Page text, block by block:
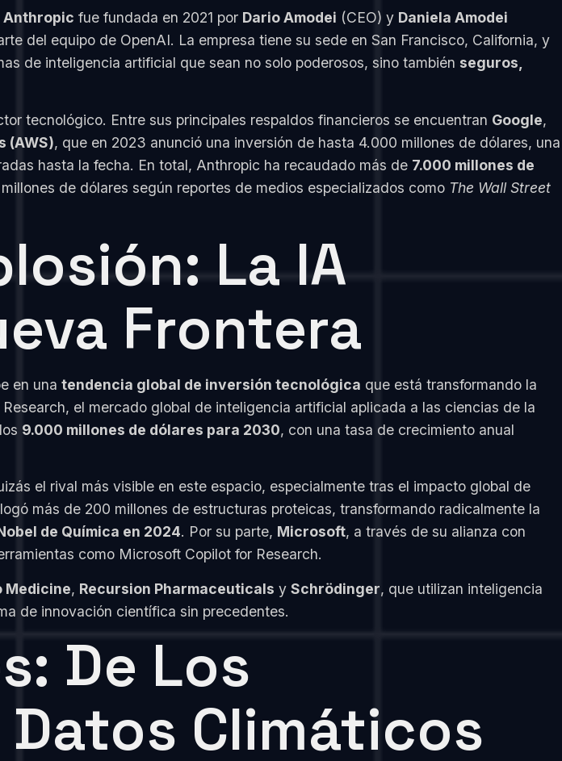
Anthropic fue fundada en 2021 por Dario Amodei (CEO) y Daniela Amodei
del equipo de OpenAI. La empresa tiene su sede en San Francisco, California, y
de inteligencia artificial que sean no solo poderosos, sino también seguros,
tecnológico. Entre sus principales respaldos financieros se encuentran Google,
(AWS), que en 2023 anunció una inversión de hasta 4.000 millones de dólares, una
hasta la fecha. En total, Anthropic ha recaudado más de 7.000 millones de
de dólares según reportes de medios especializados como The Wall Street
La IA
Frontera
en una tendencia global de inversión tecnológica que está transformando la
el mercado global de inteligencia artificial aplicada a las ciencias de la
9.000 millones de dólares para 2030, con una tasa de crecimiento anual
el rival más visible en este espacio, especialmente tras el impacto global de
más de 200 millones de estructuras proteicas, transformando radicalmente la
de Química en 2024. Por su parte, Microsoft, a través de su alianza con
como Microsoft Copilot for Research.
Medicine, Recursion Pharmaceuticals y Schrödinger, que utilizan inteligencia
de innovación científica sin precedentes.
De Los
Climáticos